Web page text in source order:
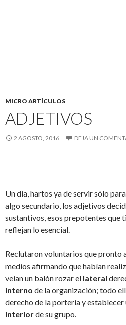
MICRO ARTÍCULOS
ADJETIVOS
2 AGOSTO, 2016 DEJA UN
Un día, hartos ya de servir sólo
algo secundario, los adjetivos
sustantivos, esos prepotentes que
reflejan lo esencial.
Reclutaron voluntarios que pronto
medios afirmando que habían
veían un balón rozar el lateral
interno de la organización; todo
derecho de la portería y establecer
interiorde su grupo.